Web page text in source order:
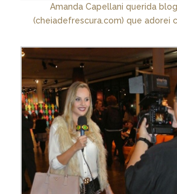
Amanda Capellani querida
(cheiadefrescura.com) que adorei